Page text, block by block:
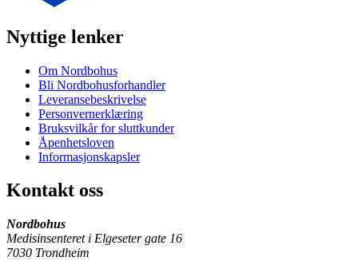
Nyttige lenker
Om Nordbohus
Bli Nordbohusforhandler
Leveransebeskrivelse
Personvernerklæring
Bruksvilkår for sluttkunder
Åpenhetsloven
Informasjonskapsler
Kontakt oss
Nordbohus
Medisinsenteret i Elgeseter gate 16
7030 Trondheim